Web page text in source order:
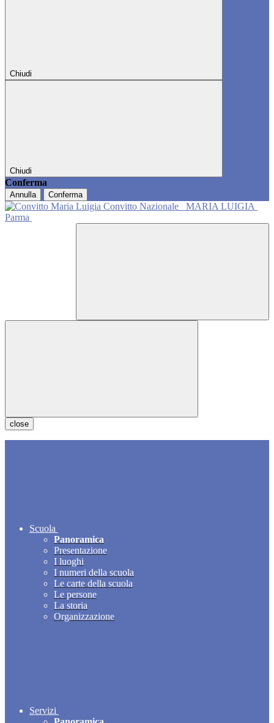
Chiudi
Chiudi
Conferma
Annulla Conferma
Convitto Nazionale
MARIA LUIGIA
Parma
close
Scuola
Panoramica
Presentazione
I luoghi
I numeri della scuola
Le carte della scuola
Le persone
La storia
Organizzazione
Servizi